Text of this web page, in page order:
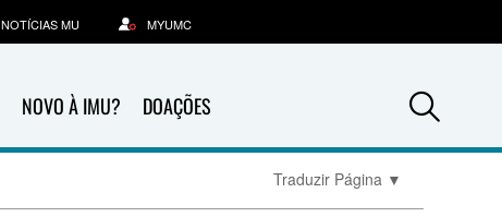
NOVO À IMU? DOAÇÕES
NOTÍCIAS MU MYUMC
Traduzir Página ▼